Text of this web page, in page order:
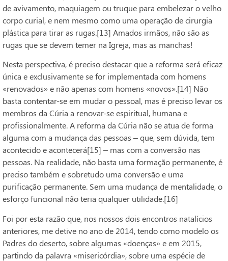
de avivamento, maquiagem ou truque para embelezar o velho
corpo curial, e nem mesmo como uma operação de cirurgia
plástica para tirar as rugas.[13] Amados irmãos, não são as
rugas que se devem temer na Igreja, mas as manchas!
Nesta perspectiva, é preciso destacar que a reforma será eficaz
única e exclusivamente se for implementada com homens
«renovados» e não apenas com homens «novos».[14] Não
basta contentar-se em mudar o pessoal, mas é preciso levar os
membros da Cúria a renovar-se espiritual, humana e
profissionalmente. A reforma da Cúria não se atua de forma
alguma com a mudança das pessoas – que, sem dúvida, tem
acontecido e acontecerá[15] – mas com a conversão nas
pessoas. Na realidade, não basta uma formação permanente, é
preciso também e sobretudo uma conversão e uma
purificação permanente. Sem uma mudança de mentalidade, o
esforço funcional não teria qualquer utilidade.[16]
Foi por esta razão que, nos nossos dois encontros natalícios
anteriores, me detive no ano de 2014, tendo como modelo os
Padres do deserto, sobre algumas «doenças» e em 2015,
partindo da palavra «misericórdia», sobre uma espécie de